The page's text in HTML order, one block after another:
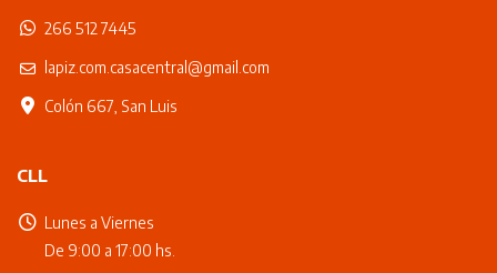
266 512 7445
lapiz.com.casacentral@gmail.com
Colón 667, San Luis
CLL
Lunes a Viernes
De 9:00 a 17:00 hs.